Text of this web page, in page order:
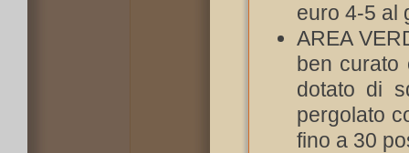
euro 4-5 al
AREA
ben curato
dotato di
pergolato
fino a 30